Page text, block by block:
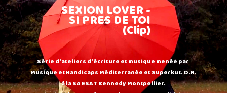
SEXION LOVER -
SI PRES DE TOI
(Clip)
Série d'ateliers d'écriture et musique menée par
Musique et Handicaps Méditerranée et Superkut. D.R.
à la SA ESAT Kennedy Montpellier.